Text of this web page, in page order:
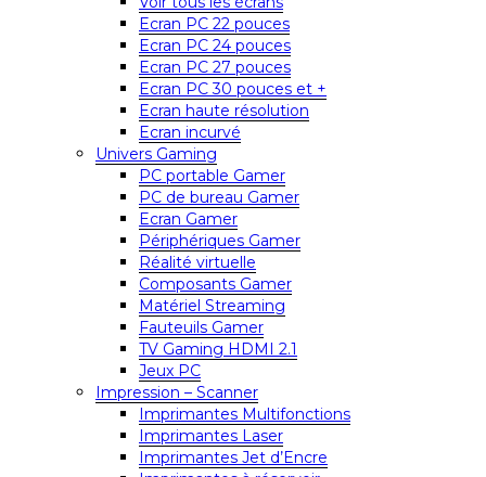
Ecran PC 22 pouces
Ecran PC 24 pouces
Ecran PC 27 pouces
Ecran PC 30 pouces et +
Ecran haute résolution
Ecran incurvé
Univers Gaming
PC portable Gamer
PC de bureau Gamer
Ecran Gamer
Périphériques Gamer
Réalité virtuelle
Composants Gamer
Matériel Streaming
Fauteuils Gamer
TV Gaming HDMI 2.1
Jeux PC
Impression – Scanner
Imprimantes Multifonctions
Imprimantes Laser
Imprimantes Jet d’Encre